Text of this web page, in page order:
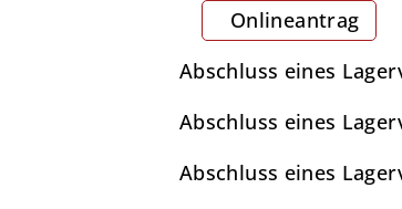
Onlineantrag
Abschluss eines
Abschluss eines
Abschluss eines